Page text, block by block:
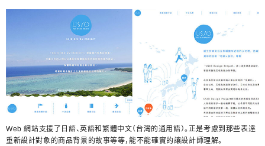
Web 網站支援了日語、英語和繁體中文（台灣的通用語）。正是考慮到那些表達
重新設計對象的商品背景的故事等等，能不能確實的讓設計師理解。